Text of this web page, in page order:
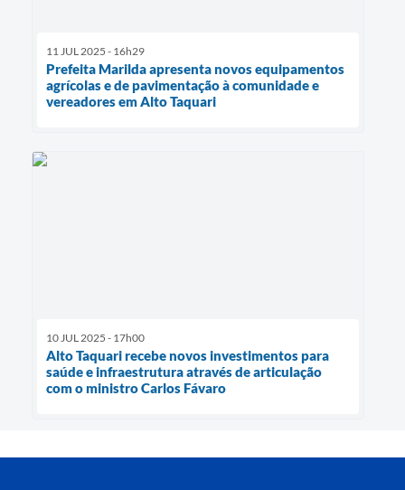
11 JUL 2025 - 16h29
Prefeita Marilda apresenta novos equipamentos
agrícolas e de pavimentação à comunidade e
vereadores em Alto Taquari
10 JUL 2025 - 17h00
Alto Taquari recebe novos investimentos para
saúde e infraestrutura através de articulação
com o ministro Carlos Fávaro